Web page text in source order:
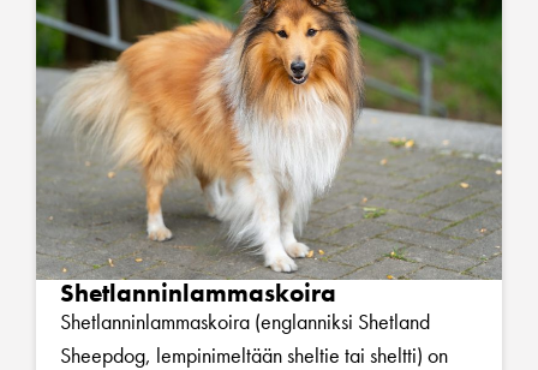
Shetlanninlammaskoira
Shetlanninlammaskoira (englanniksi Shetland
Sheepdog, lempinimeltään sheltie tai sheltti) on